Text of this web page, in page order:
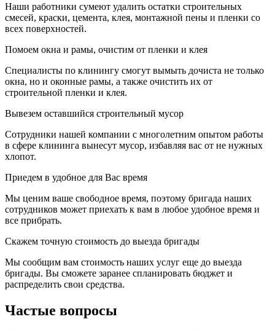
Наши работники сумеют удалить остатки строительных
смесей, краски, цемента, клея, монтажной пены и пленки со
всех поверхностей.
Помоем окна и рамы, очистим от пленки и клея
Специалисты по клинингу смогут вымыть дочиста не только
окна, но и оконные рамы, а также очистить их от
строительной пленки и клея.
Вывезем оставшийся строительный мусор
Сотрудники нашей компании с многолетним опытом работы
в сфере клининга вынесут мусор, избавляя вас от не нужных
хлопот.
Приедем в удобное для Вас время
Мы ценим ваше свободное время, поэтому бригада наших
сотрудников может приехать к вам в любое удобное время и
все прибрать.
Скажем точную стоимость до выезда бригады
Мы сообщим вам стоимость наших услуг еще до выезда
бригады. Вы сможете заранее спланировать бюджет и
распределить свои средства.
Частые вопросы